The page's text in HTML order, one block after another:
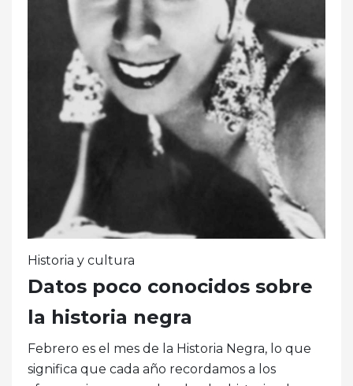
Historia y cultura
Datos poco conocidos sobre
la historia negra
Febrero es el mes de la Historia Negra, lo que
significa que cada año recordamos a los